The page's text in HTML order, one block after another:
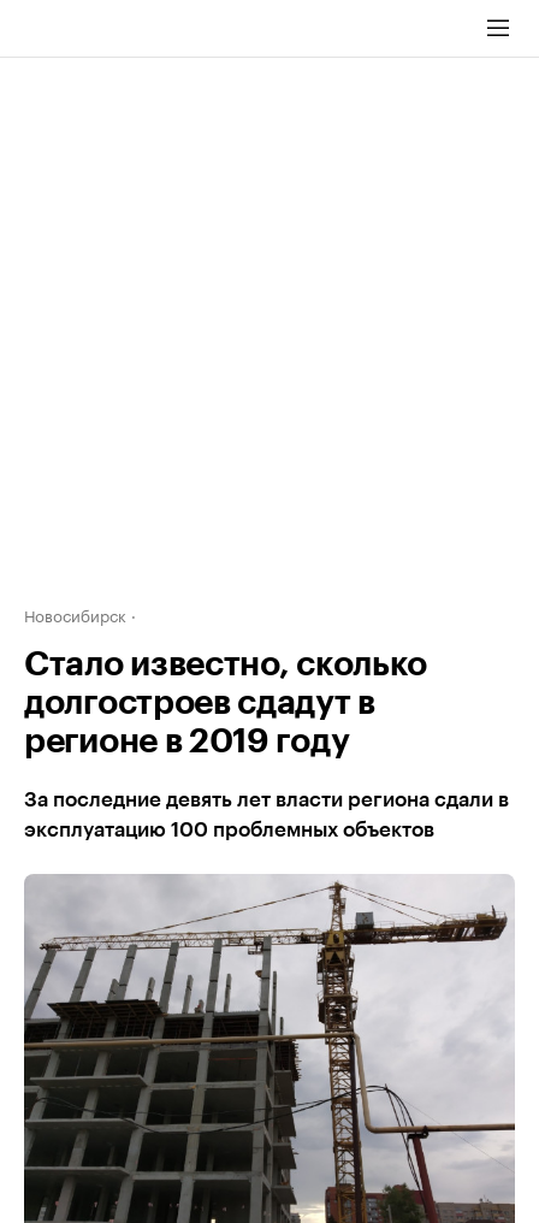
Новосибирск
Стало известно, сколько
долгостроев сдадут в
регионе в 2019 году
За последние девять лет власти региона сдали в
эксплуатацию 100 проблемных объектов